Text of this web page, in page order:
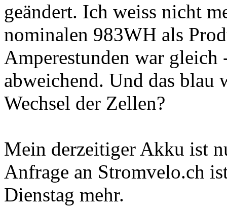
geändert. Ich weiss nicht
nominalen 983WH als
Amperestunden war
abweichend. Und das
Wechsel der Zellen?
Mein derzeitiger Akku ist
Anfrage an Stromvelo.ch
Dienstag mehr.